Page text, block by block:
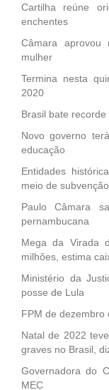
Cartilha reúne
enchentes
Câmara aprovou
mulher
Termina nesta
2020
Brasil bate
Novo governo
educação
Entidades
meio de
Paulo Câmara
pernambucana
Mega da Virada
milhões, estima
Ministério da
posse de Lula
FPM de dezembro
Natal de 2022
graves no Brasil,
Governadora do
MEC